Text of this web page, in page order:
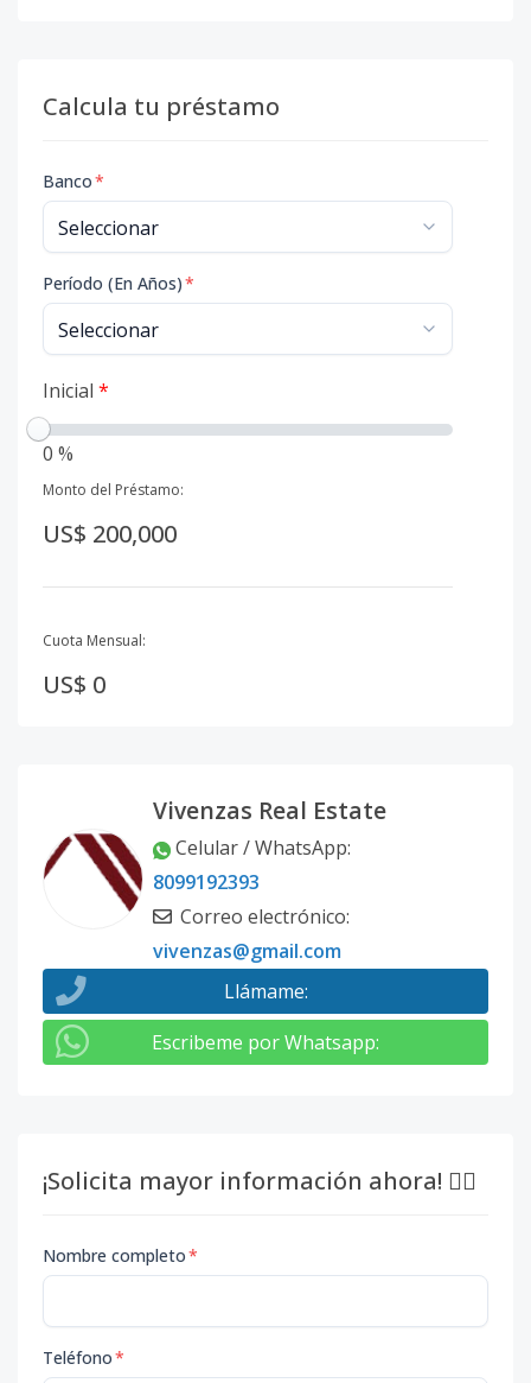
Calcula tu préstamo
Banco*
Período (En Años)*
Inicial *
0 %
Monto del Préstamo:
US$ 200,000
Cuota Mensual:
US$ 0
Vivenzas Real Estate
Celular / WhatsApp:
8099192393
Correo electrónico:
vivenzas@gmail.com
Llámame:
Escribeme por Whatsapp:
¡Solicita mayor información ahora! 👇🏽
Nombre completo*
Teléfono*